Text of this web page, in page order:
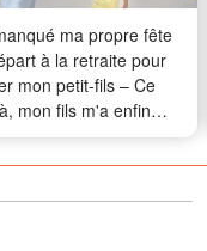
ma propre fête
à la retraite pour
mon petit-fils – Ce
mon fils m'a enfin
la vérité à son sujet